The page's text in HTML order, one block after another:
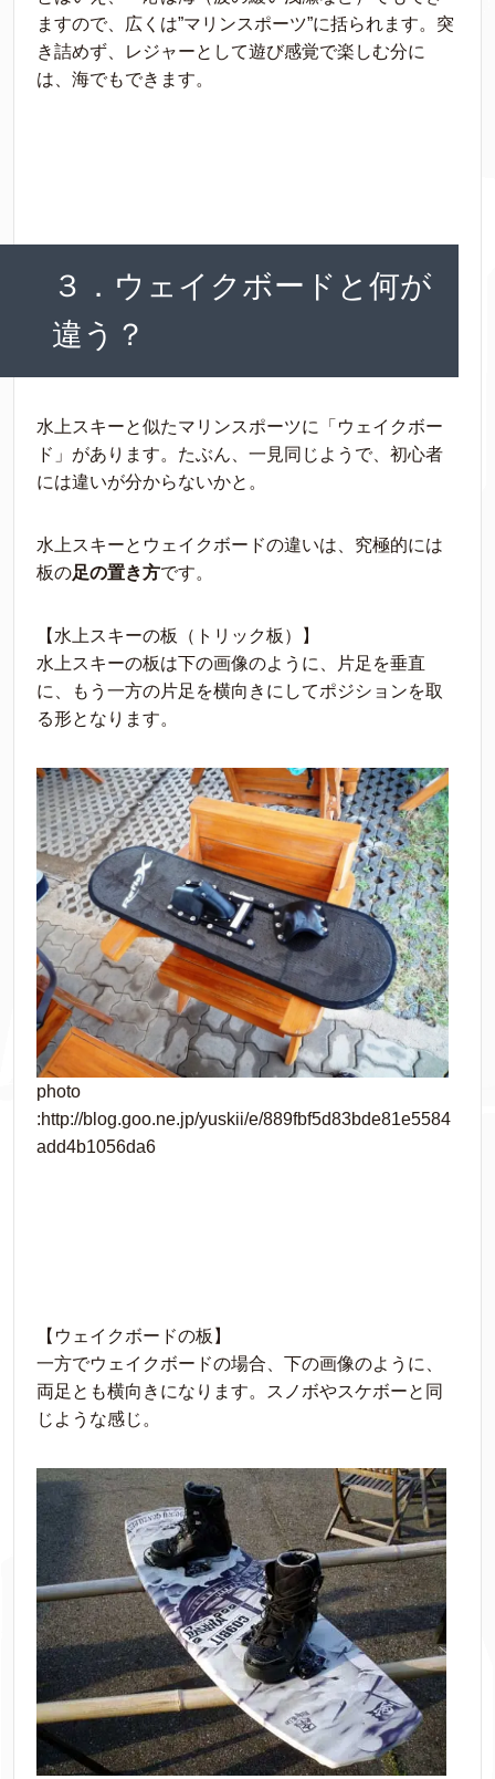
ますので、広くは”マリンスポーツ”に括られます。突
き詰めず、レジャーとして遊び感覚で楽しむ分に
は、海でもできます。
３．ウェイクボードと何が
違う？
水上スキーと似たマリンスポーツに「ウェイクボー
ド」があります。たぶん、一見同じようで、初心者
には違いが分からないかと。
水上スキーとウェイクボードの違いは、究極的には
板の足の置き方です。
【水上スキーの板（トリック板）】
水上スキーの板は下の画像のように、片足を垂直
に、もう一方の片足を横向きにしてポジションを取
る形となります。
photo
:http://blog.goo.ne.jp/yuskii/e/889fbf5d83bde81e5584
add4b1056da6
【ウェイクボードの板】
一方でウェイクボードの場合、下の画像のように、
両足とも横向きになります。スノボやスケボーと同
じような感じ。